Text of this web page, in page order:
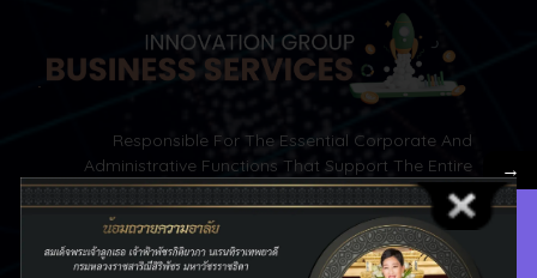
Responsible For The Essential Corporate And
Administrative Functions That Support The Entire
Group’s Operations. It Provides Key Business Services
Such As Finance, Human Resources, And Information
Technology. The Focus Is On Optimizing Internal
Processes To Enable The Core Business Units To
→